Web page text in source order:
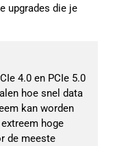
upgrades die je
4.0 en PCIe 5.0
hoe snel data
kan worden
hoge
de meeste